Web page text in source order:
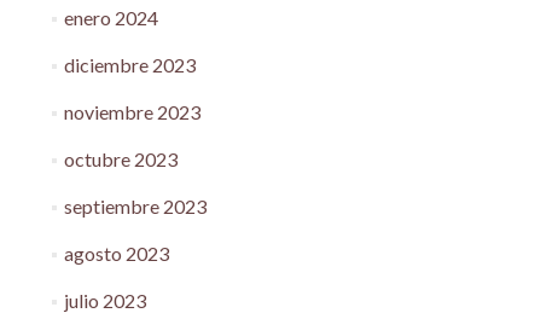
enero 2024
diciembre 2023
noviembre 2023
octubre 2023
septiembre 2023
agosto 2023
julio 2023